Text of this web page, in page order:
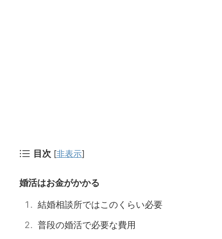
目次 [非表示]
婚活はお金がかかる
結婚相談所ではこのくらい必要
普段の婚活で必要な費用